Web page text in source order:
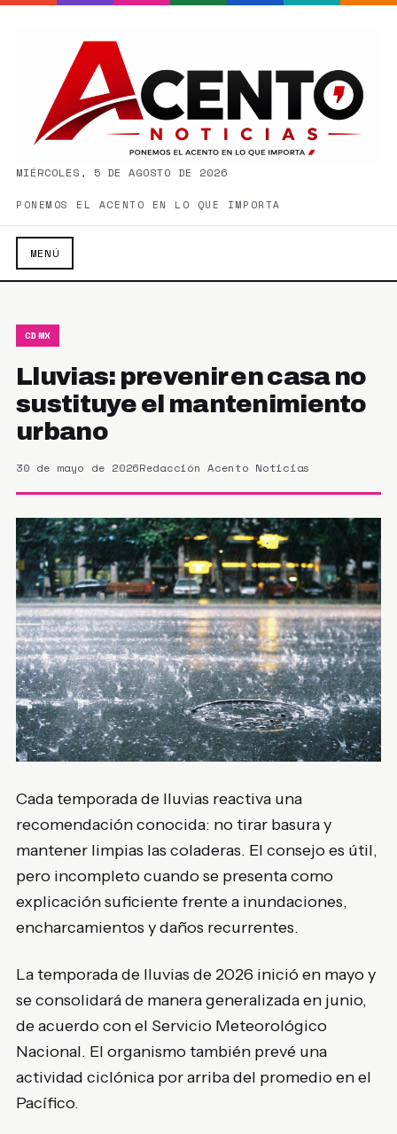
MIÉRCOLES, 5 DE AGOSTO DE 2026
PONEMOS EL ACENTO EN LO QUE IMPORTA
MENÚ
CDMX
Lluvias: prevenir en casa no
sustituye el mantenimiento
urbano
30 de mayo de 2026Redacción Acento Noticias
Cada temporada de lluvias reactiva una
recomendación conocida: no tirar basura y
mantener limpias las coladeras. El consejo es útil,
pero incompleto cuando se presenta como
explicación suficiente frente a inundaciones,
encharcamientos y daños recurrentes.
La temporada de lluvias de 2026 inició en mayo y
se consolidará de manera generalizada en junio,
de acuerdo con el Servicio Meteorológico
Nacional. El organismo también prevé una
actividad ciclónica por arriba del promedio en el
Pacífico.